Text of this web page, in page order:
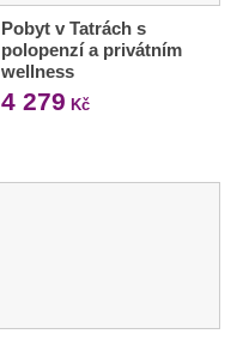
Pobyt v Tatrách s
polopenzí a privátním
wellness
4 279 Kč